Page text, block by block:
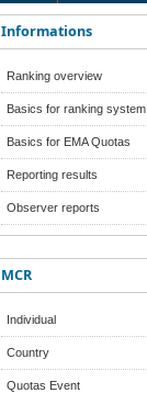
Informations
Ranking overview
Basics for ranking system
Basics for EMA Quotas
Reporting results
Observer reports
MCR
Individual
Country
Quotas Event